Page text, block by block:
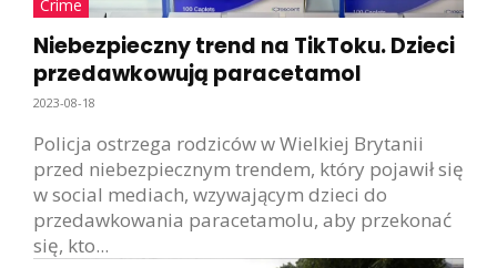
Crime
Niebezpieczny trend na TikToku. Dzieci
przedawkowują paracetamol
2023-08-18
Policja ostrzega rodziców w Wielkiej Brytanii
przed niebezpiecznym trendem, który pojawił się
w social mediach, wzywającym dzieci do
przedawkowania paracetamolu, aby przekonać
się, kto...